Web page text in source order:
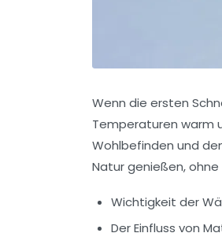
Wenn die ersten
Temperaturen warm
Wohlbefinden und
Natur genießen,
Wichtigkeit der
Der Einfluss von